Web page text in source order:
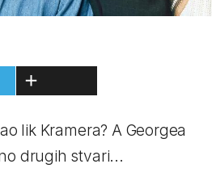
lik Kramera? A Georgea
drugih stvari...